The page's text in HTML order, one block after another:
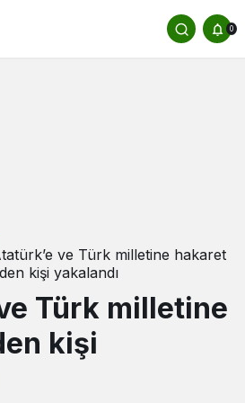
0
ve Türk milletine hakaret
kişi yakalandı
Türk milletine
kişi